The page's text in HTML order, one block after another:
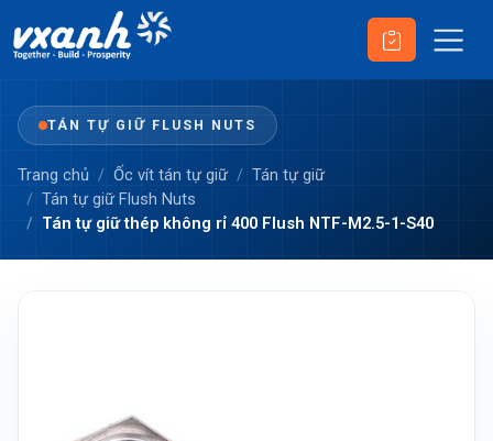
TÁN TỰ GIỮ FLUSH NUTS
Trang chủ Ốc vít tán tự giữ
Tán tự giữ
Tán tự giữ Flush Nuts
Tán tự giữ thép không rỉ 400 Flush NTF-M2.5-1-S40